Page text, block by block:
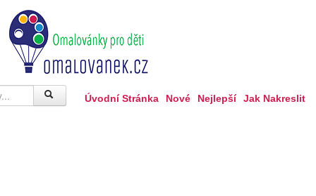
Úvodní Stránka Nové Nejlepší Jak Nakreslit